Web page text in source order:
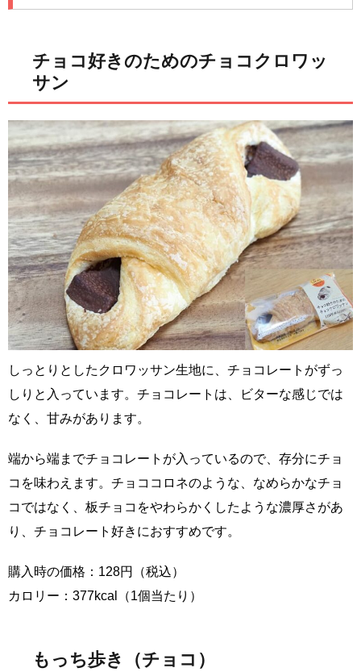
チョコ好きのためのチョコクロワッ
サン
しっとりとしたクロワッサン生地に、チョコレートがずっ
しりと入っています。チョコレートは、ビターな感じでは
なく、甘みがあります。
端から端までチョコレートが入っているので、存分にチョ
コを味わえます。チョココロネのような、なめらかなチョ
コではなく、板チョコをやわらかくしたような濃厚さがあ
り、チョコレート好きにおすすめです。
購入時の価格：128円（税込）
カロリー：377kcal（1個当たり）
もっち歩き（チョコ）